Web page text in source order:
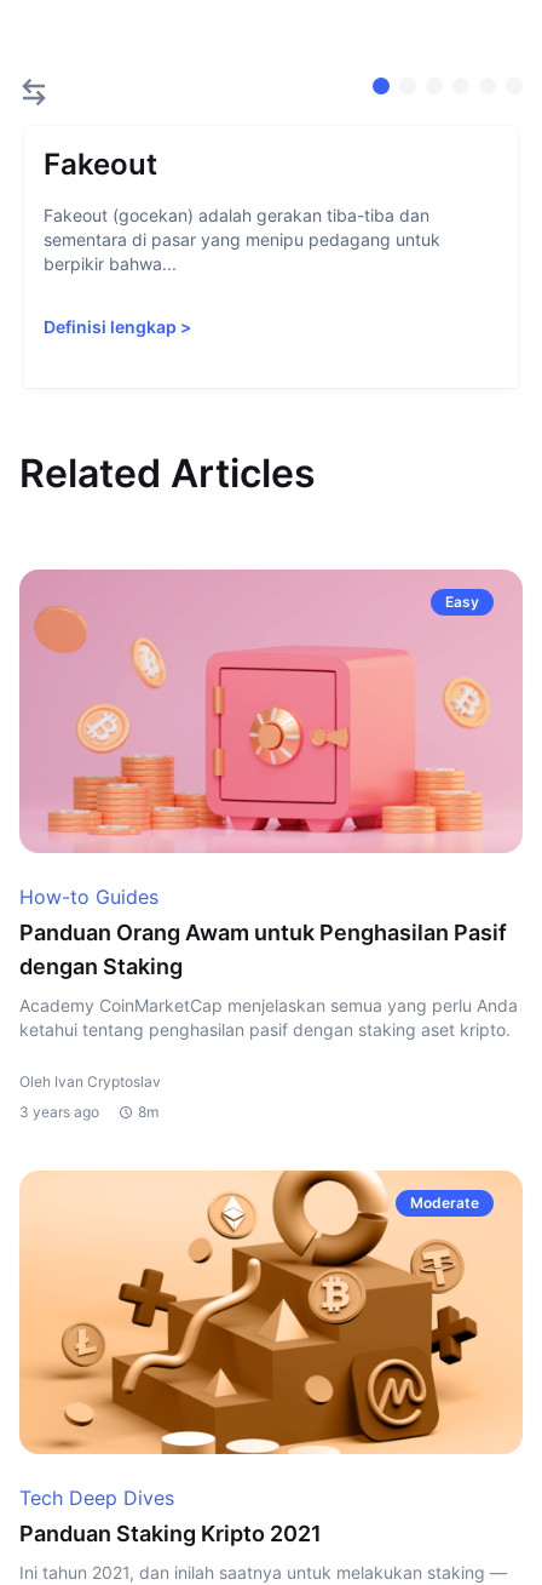
Fakeout
Fakeout (gocekan) adalah gerakan tiba-tiba dan
sementara di pasar yang menipu pedagang untuk
berpikir bahwa...
Definisi lengkap >
Related Articles
Easy
How-to Guides
Panduan Orang Awam untuk Penghasilan Pasif
dengan Staking
Academy CoinMarketCap menjelaskan semua yang perlu Anda
ketahui tentang penghasilan pasif dengan staking aset kripto.
Oleh Ivan Cryptoslav
3 years ago
8m
Moderate
Tech Deep Dives
Panduan Staking Kripto 2021
Ini tahun 2021, dan inilah saatnya untuk melakukan staking —